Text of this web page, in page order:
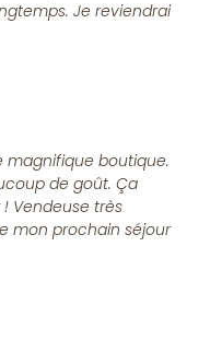
Je reviendrai
magnifique boutique.
de goût. Ça
Vendeuse très
mon prochain séjour